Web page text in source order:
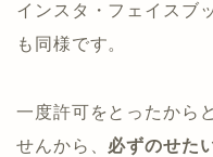
インスタ・フェイスブ
も同様です。
一度許可をとったから
せんから、 必ずのせた